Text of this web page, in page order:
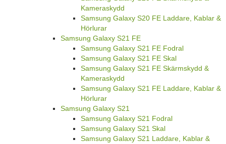
Kameraskydd
Samsung Galaxy S20 FE Laddare, Kablar &
Hörlurar
Samsung Galaxy S21 FE
Samsung Galaxy S21 FE Fodral
Samsung Galaxy S21 FE Skal
Samsung Galaxy S21 FE Skärmskydd &
Kameraskydd
Samsung Galaxy S21 FE Laddare, Kablar &
Hörlurar
Samsung Galaxy S21
Samsung Galaxy S21 Fodral
Samsung Galaxy S21 Skal
Samsung Galaxy S21 Laddare, Kablar &